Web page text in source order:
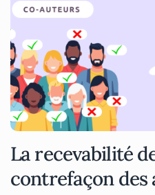
La recevabilité
contrefaçon des